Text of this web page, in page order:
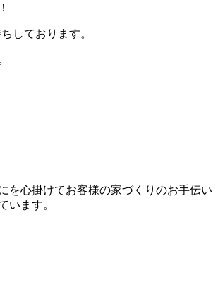
しております。
を心掛けてお客様の家づくりのお手伝い
います。